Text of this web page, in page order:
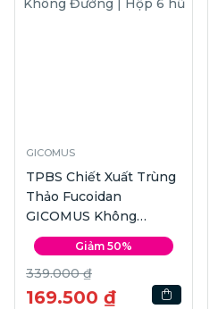
GICOMUS
TPBS Chiết Xuất Trùng
Thảo Fucoidan
GICOMUS Không
Đường | Hộp 6 hũ
Giảm 50%
339.000 ₫
169.500 ₫